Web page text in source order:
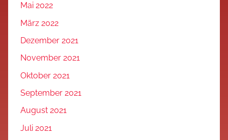
Mai 2022
März 2022
Dezember 2021
November 2021
Oktober 2021
September 2021
August 2021
Juli 2021